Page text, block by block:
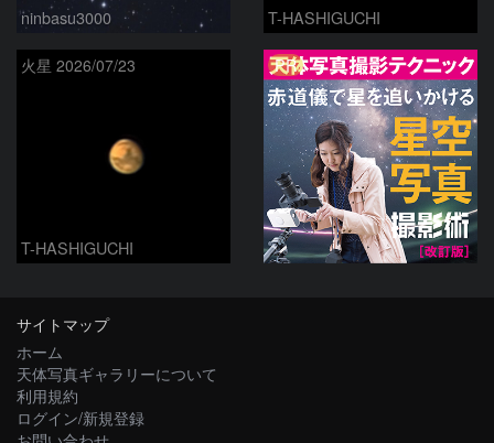
ninbasu3000 T-HASHIGUCHI
火星 2026/07/23
T-HASHIGUCHI
PR
サイトマップ
ホーム
天体写真ギャラリーについて
利用規約
ログイン/新規登録